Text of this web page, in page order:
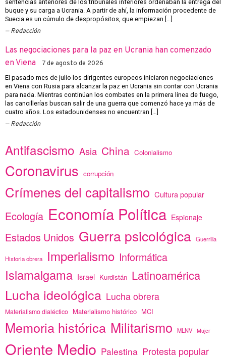
sentencias anteriores de los tribunales inferiores ordenaban la entrega del
buque y su carga a Ucrania. A partir de ahí, la información procedente de
Suecia es un cúmulo de despropósitos, que empiezan […]
Redacción
Las negociaciones para la paz en Ucrania han comenzado
en Viena
7 de agosto de 2026
El pasado mes de julio los dirigentes europeos iniciaron negociaciones
en Viena con Rusia para alcanzar la paz en Ucrania sin contar con Ucrania
para nada. Mientras continúan los combates en la primera línea de fuego,
las cancillerías buscan salir de una guerra que comenzó hace ya más de
cuatro años. Los estadounidenses no encuentran […]
Redacción
Antifascismo Asia China Colonialismo
Coronavirus corrupción
Crímenes del capitalismo Cultura popular
Ecología Economía Política Espionaje
Estados Unidos Guerra psicológica Guerrilla
Historia obrera Imperialismo Informática
Islamalgama Israel Kurdistán Latinoamérica
Lucha ideológica Lucha obrera
Materialismo dialéctico Materialismo histórico MCI
Memoria histórica Militarismo MLNV Mujer
Oriente Medio Palestina Protesta popular